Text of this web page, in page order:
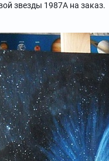
звезды 1987A на заказ.